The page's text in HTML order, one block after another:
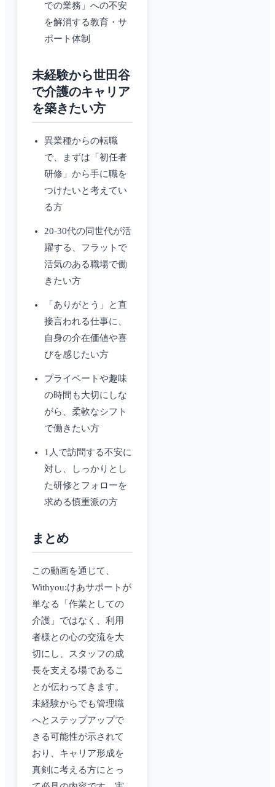
での業務」への不安
を解消する教育・サ
ポート体制
未経験から世田谷
で介護のキャリア
を築きたい方
異業種からの転職
で、まずは「初任者
研修」から手に職を
つけたいと考えてい
る方
20-30代の同世代が活
躍する、フラットで
活気のある職場で働
きたい方
「ありがとう」と直
接言われる仕事に、
自身の介在価値や喜
びを感じたい方
プライベートや趣味
の時間も大切にしな
がら、柔軟なシフト
で働きたい方
1人で訪問する不安に
対し、しっかりとし
た研修とフォローを
求める慎重派の方
まとめ
この動画を通じて、
Withyou:けあサポートが
単なる「作業としての
介護」ではなく、利用
者様との心の交流を大
切にし、スタッフの成
長を支える場であるこ
とが伝わってきます。
未経験からでも管理職
へとステップアップで
きる可能性が示されて
おり、キャリア形成を
真剣に考える方にとっ